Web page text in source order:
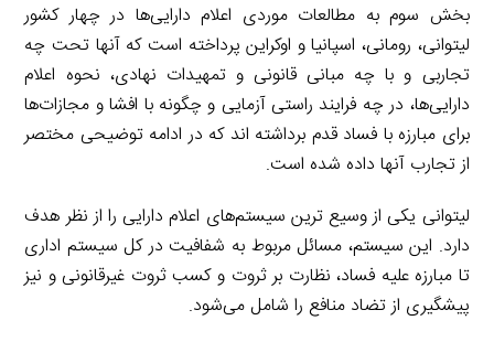
بخش سوم به مطالعات موردی اعلام دارایی‌ها در چهار کشور
لیتوانی، رومانی، اسپانیا و اوکراین پرداخته است که آنها تحت چه
تجاربی و با چه مبانی قانونی و تمهیدات نهادی، نحوه اعلام
دارایی‌ها، در چه فرایند راستی آزمایی و چگونه با افشا و مجازات‌ها
برای مبارزه با فساد قدم برداشته اند که در ادامه توضیحی مختصر
از تجارب آنها داده شده است.
لیتوانی یکی از وسیع ترین سیستم‌های اعلام دارایی را از نظر هدف
دارد. این سیستم، مسائل مربوط به شفافیت در کل سیستم اداری
تا مبارزه علیه فساد، نظارت بر ثروت و کسب ثروت غیرقانونی و نیز
پیشگیری از تضاد منافع را شامل می‌شود.